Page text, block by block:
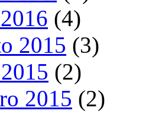
(4)
2015 (3)
(2)
2015 (2)